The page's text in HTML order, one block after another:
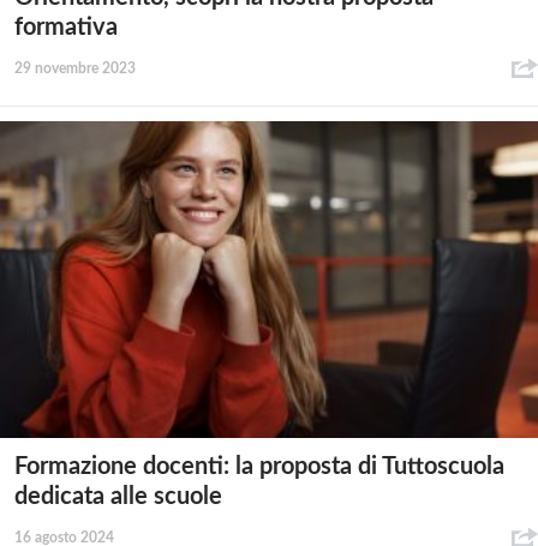
formativa
29 novembre 2023
Formazione docenti: la proposta di Tuttoscuola
dedicata alle scuole
16 agosto 2024